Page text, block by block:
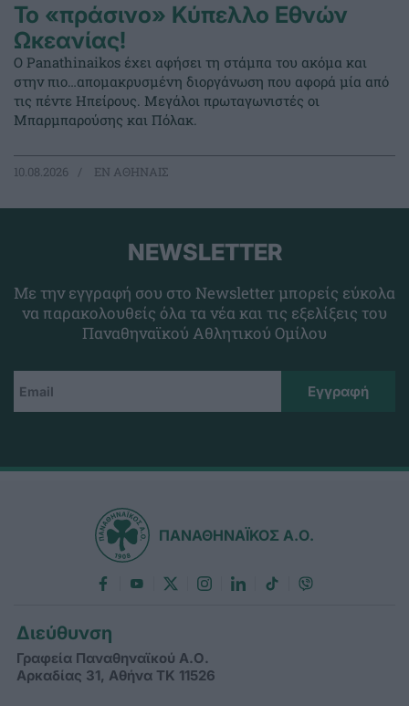
Το «πράσινο» Κύπελλο Εθνών
Ωκεανίας!
Ο Panathinaikos έχει αφήσει τη στάμπα του ακόμα και
στην πιο…απομακρυσμένη διοργάνωση που αφορά μία από
τις πέντε Ηπείρους. Μεγάλοι πρωταγωνιστές οι
Μπαρμπαρούσης και Πόλακ.
10.08.2026 EΝ ΑΘΗΝΑΙΣ
NEWSLETTER
Με την εγγραφή σου στο Newsletter μπορείς εύκολα
να παρακολουθείς όλα τα νέα και τις εξελίξεις του
Παναθηναϊκού Αθλητικού Ομίλου
ΠΑΝΑΘΗΝΑΪΚΟΣ Α.Ο.
Διεύθυνση
Γραφεία Παναθηναϊκού Α.Ο.
Αρκαδίας 31, Αθήνα ΤΚ 11526